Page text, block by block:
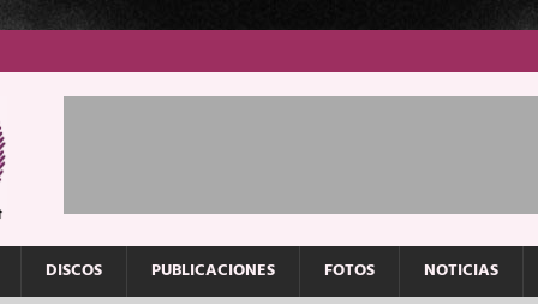
DISCOS PUBLICACIONES FOTOS NOTICIAS